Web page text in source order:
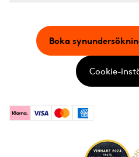
KlarnaVisa MastercardAmerican
Boka
Cookie-